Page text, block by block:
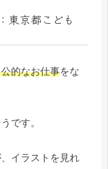
東京都こども
的なお仕事をな
です。
イラストを見れ